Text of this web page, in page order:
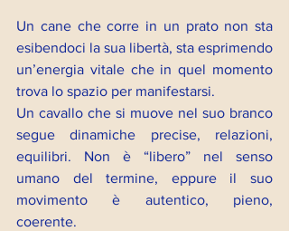
Un cane che corre in un prato non sta
esibendoci la sua libertà, sta esprimendo
un’energia vitale che in quel momento
trova lo spazio per manifestarsi.
Un cavallo che si muove nel suo branco
segue dinamiche precise, relazioni,
equilibri. Non è “libero” nel senso
umano del termine, eppure il suo
movimento è autentico, pieno,
coerente.